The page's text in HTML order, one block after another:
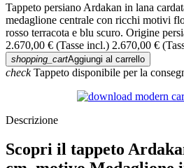
Tappeto persiano Ardakan in lana
medaglione centrale con ricchi motivi
rosso terracota e blu scuro. Origine
2.670,00 € (Tasse incl.) 2.670,00 €
shopping_cartAggiungi al carrello
checkTappeto disponibile per la
Descrizione
Scopri il tappeto